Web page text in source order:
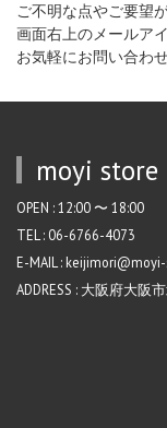
ご不明な点やご要望
画面右上のメールア
お気軽にお問い合わせ
moyi store
OPEN : 12:00 〜 18:00
TEL : 06-6766-4073
E-MAIL :
ADDRESS : 大阪府大阪